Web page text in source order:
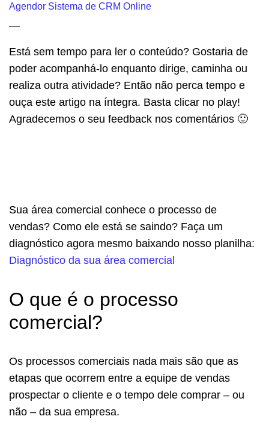
Agendor Sistema de CRM Online
—
Está sem tempo para ler o conteúdo? Gostaria de
poder acompanhá-lo enquanto dirige, caminha ou
realiza outra atividade? Então não perca tempo e
ouça este artigo na íntegra. Basta clicar no play!
Agradecemos o seu feedback nos comentários 🙂
Sua área comercial conhece o processo de
vendas? Como ele está se saindo? Faça um
diagnóstico agora mesmo baixando nosso planilha:
Diagnóstico da sua área comercial
O que é o processo
comercial?
Os processos comerciais nada mais são que as
etapas que ocorrem entre a equipe de vendas
prospectar o cliente e o tempo dele comprar – ou
não – da sua empresa.